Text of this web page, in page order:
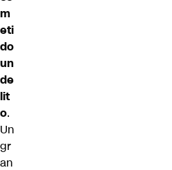
m
eti
do
un
de
lit
o.
Un
gr
an